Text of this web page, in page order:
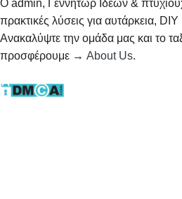
Ο admin, Γεννήτωρ Ιδεών &
πρακτικές λύσεις για αυτάρκεια,
Ανακαλύψτε την ομάδα μας και το
προσφέρουμε → About Us.